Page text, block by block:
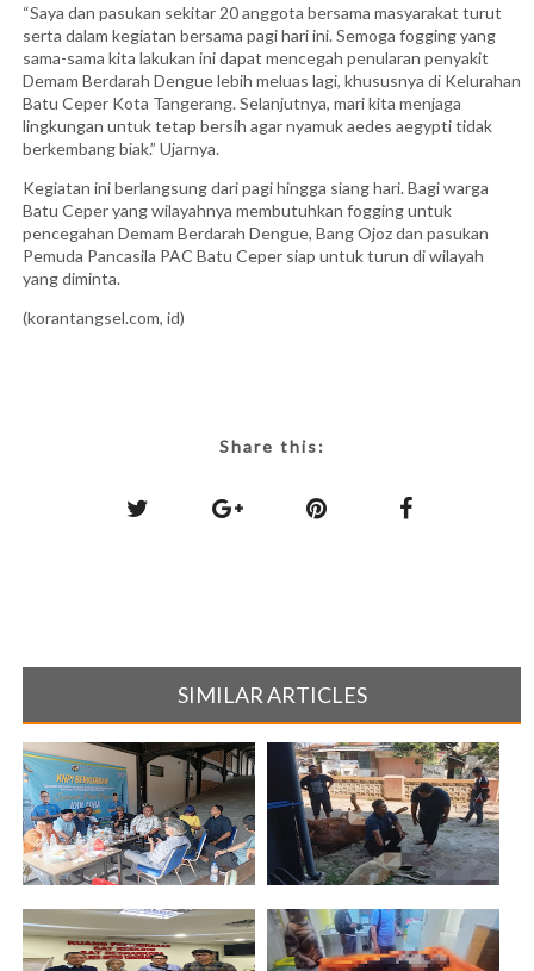
“Saya dan pasukan sekitar 20 anggota bersama masyarakat turut
serta dalam kegiatan bersama pagi hari ini. Semoga fogging yang
sama-sama kita lakukan ini dapat mencegah penularan penyakit
Demam Berdarah Dengue lebih meluas lagi, khususnya di Kelurahan
Batu Ceper Kota Tangerang. Selanjutnya, mari kita menjaga
lingkungan untuk tetap bersih agar nyamuk aedes aegypti tidak
berkembang biak.” Ujarnya.
Kegiatan ini berlangsung dari pagi hingga siang hari. Bagi warga
Batu Ceper yang wilayahnya membutuhkan fogging untuk
pencegahan Demam Berdarah Dengue, Bang Ojoz dan pasukan
Pemuda Pancasila PAC Batu Ceper siap untuk turun di wilayah
yang diminta.
(korantangsel.com, id)
Share this:
SIMILAR ARTICLES
Deviden Anjlok Disorot,
Pemuda Tega[...]
KNPI Kota Tangerang
Qurbankan 1 Sap[...]